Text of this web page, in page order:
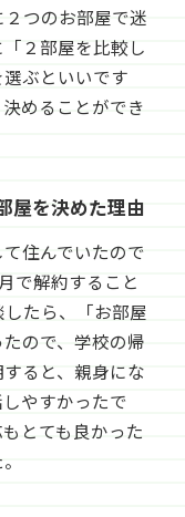
つのお部屋で迷
２部屋を比較し
ぶといいです
めることができ
屋を決めた理由
住んでいたので
で解約すること
たら、「お部屋
ので、学校の帰
ると、親身にな
やすかったで
とても良かった